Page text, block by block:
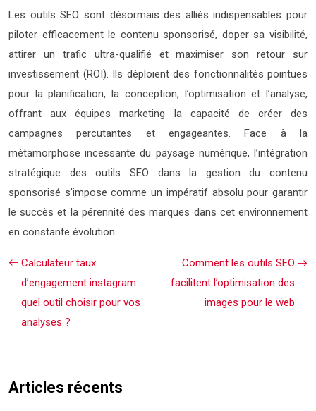
Les outils SEO sont désormais des alliés indispensables pour
piloter efficacement le contenu sponsorisé, doper sa visibilité,
attirer un trafic ultra-qualifié et maximiser son retour sur
investissement (ROI). Ils déploient des fonctionnalités pointues
pour la planification, la conception, l’optimisation et l’analyse,
offrant aux équipes marketing la capacité de créer des
campagnes percutantes et engageantes. Face à la
métamorphose incessante du paysage numérique, l’intégration
stratégique des outils SEO dans la gestion du contenu
sponsorisé s’impose comme un impératif absolu pour garantir
le succès et la pérennité des marques dans cet environnement
en constante évolution.
Calculateur taux
d’engagement instagram :
quel outil choisir pour vos
analyses ?
Comment les outils SEO
facilitent l’optimisation des
images pour le web
Articles récents